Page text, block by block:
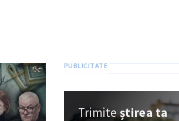
Trimiteștirea ta